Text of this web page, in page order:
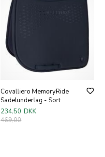
Covalliero MemoryRide
Sadelunderlag - Sort
234,50 DKK
469,00